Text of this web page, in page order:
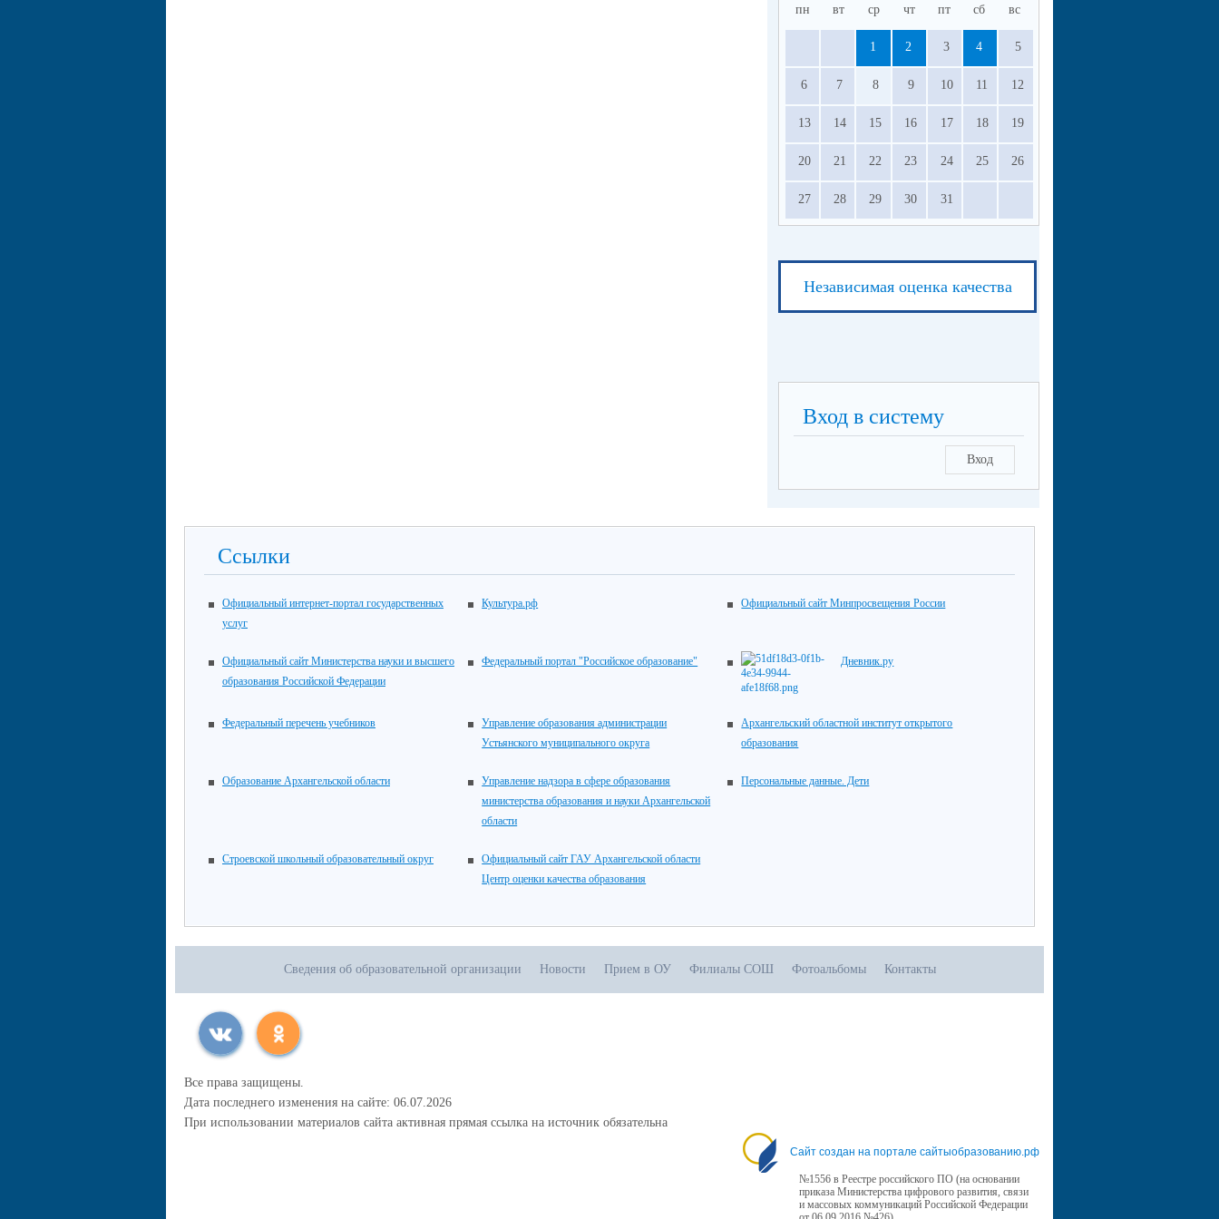
пн вт ср чт пт сб вс
1 2 3 4 5
6 7 8 9 10 11 12
13 14 15 16 17 18 19
20 21 22 23 24 25 26
27 28 29 30 31
Независимая оценка качества
Вход в систему
Вход
Ссылки
Официальный интернет-портал государственных
услуг
Культура.рф Официальный сайт Минпросвещения России
Официальный сайт Министерства науки и высшего
образования Российской Федерации
Федеральный портал "Российское образование" Дневник.ру
Федеральный перечень учебников
Управление образования администрации
Устьянского муниципального округа
Архангельский областной институт открытого
образования
Образование Архангельской области
Управление надзора в сфере образования
министерства образования и науки Архангельской
области
Персональные данные. Дети
Строевской школьный образовательный округ
Официальный сайт ГАУ Архангельской области
Центр оценки качества образования
Сведения об образовательной организации Новости Прием в ОУ Филиалы СОШ Фотоальбомы Контакты
Все права защищены.
Дата последнего изменения на сайте: 06.07.2026
При использовании материалов сайта активная прямая ссылка на источник обязательна
Сайт создан на портале сайтыобразованию.рф
№1556 в Реестре российского ПО (на основании
приказа Министерства цифрового развития, связи
и массовых коммуникаций Российской Федерации